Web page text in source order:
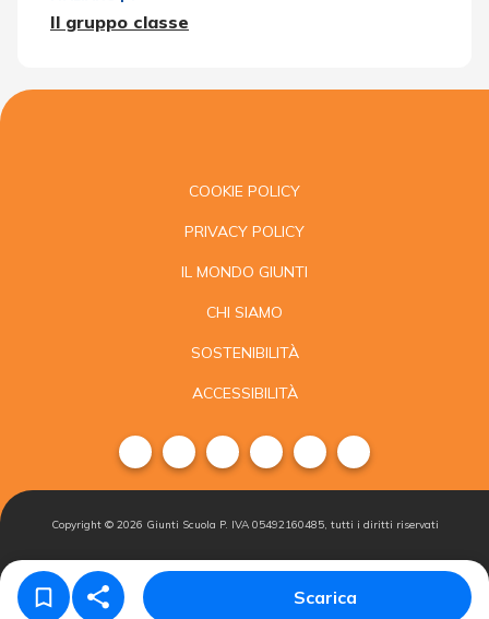
Il gruppo classe
Scarica
COOKIE POLICY
PRIVACY POLICY
IL MONDO GIUNTI
CHI SIAMO
SOSTENIBILITÀ
ACCESSIBILITÀ
Copyright © 2026 Giunti Scuola P. IVA 05492160485, tutti i diritti riservati
Condizioni di
vendita
Gestisci i
Iscriviti alla
newsletter